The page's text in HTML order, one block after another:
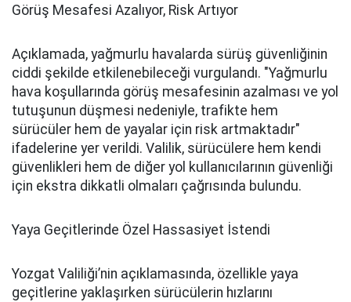
Görüş Mesafesi Azalıyor, Risk Artıyor
Açıklamada, yağmurlu havalarda sürüş güvenliğinin
ciddi şekilde etkilenebileceği vurgulandı. "Yağmurlu
hava koşullarında görüş mesafesinin azalması ve yol
tutuşunun düşmesi nedeniyle, trafikte hem
sürücüler hem de yayalar için risk artmaktadır"
ifadelerine yer verildi. Valilik, sürücülere hem kendi
güvenlikleri hem de diğer yol kullanıcılarının güvenliği
için ekstra dikkatli olmaları çağrısında bulundu.
Yaya Geçitlerinde Özel Hassasiyet İstendi
Yozgat Valiliği’nin açıklamasında, özellikle yaya
geçitlerine yaklaşırken sürücülerin hızlarını